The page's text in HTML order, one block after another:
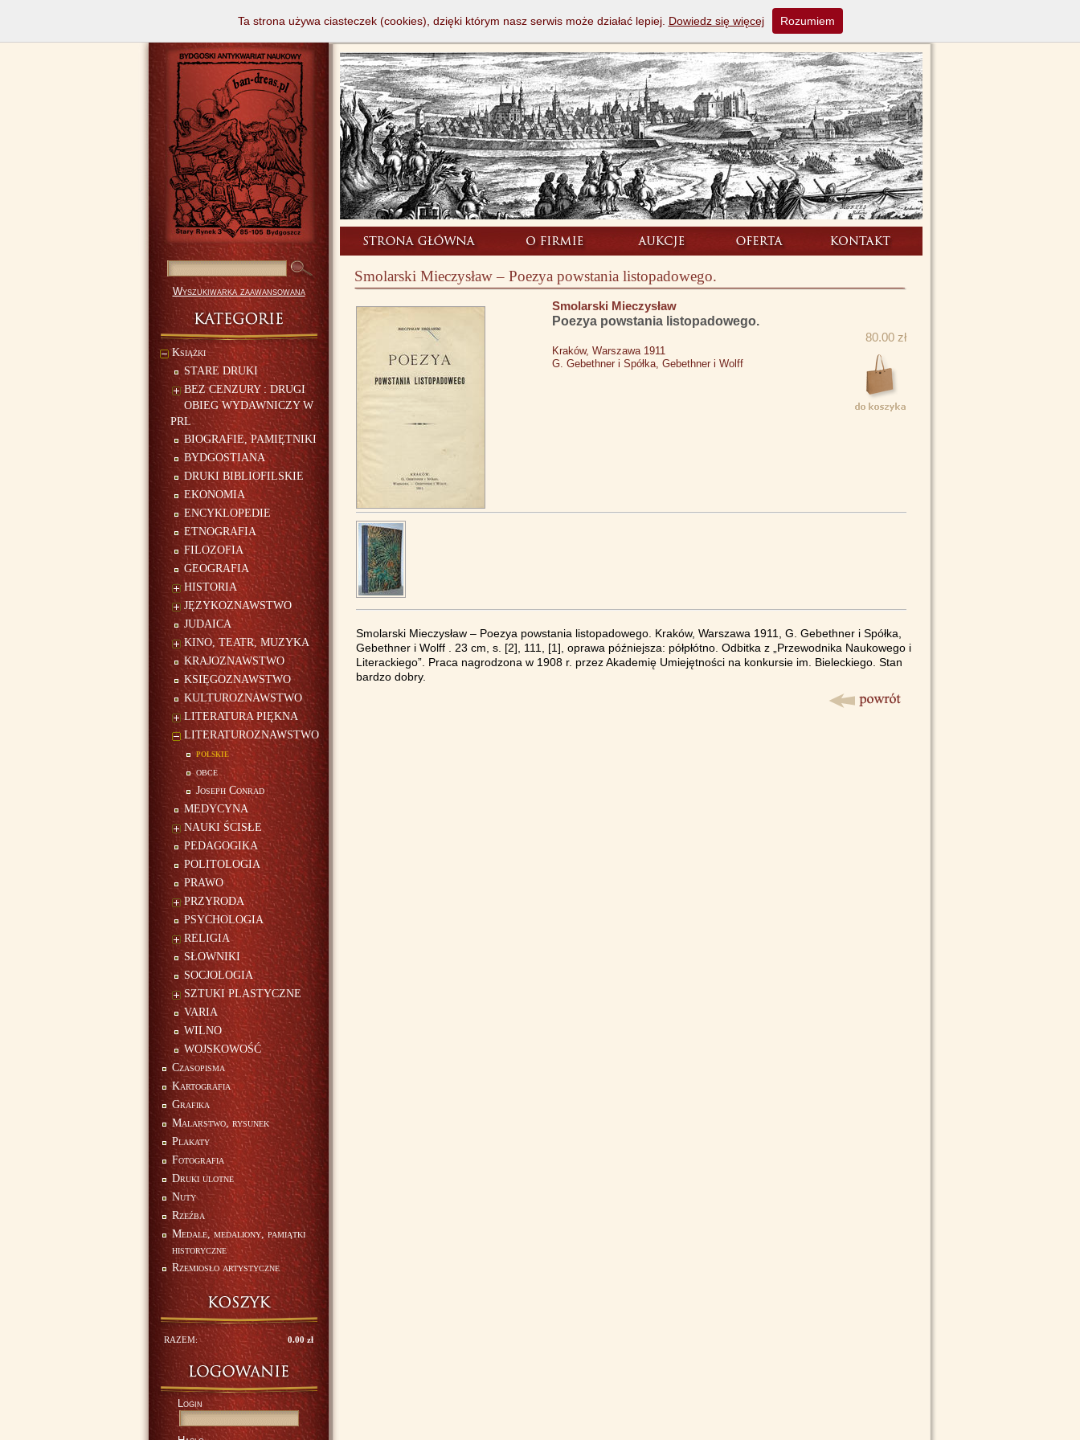
Wyszukiwarka zaawansowana
Książki
STARE DRUKI
BEZ CENZURY : DRUGI
OBIEG WYDAWNICZY W
PRL
BIOGRAFIE, PAMIĘTNIKI
BYDGOSTIANA
DRUKI BIBLIOFILSKIE
EKONOMIA
ENCYKLOPEDIE
ETNOGRAFIA
FILOZOFIA
GEOGRAFIA
HISTORIA
JĘZYKOZNAWSTWO
JUDAICA
KINO, TEATR, MUZYKA
KRAJOZNAWSTWO
KSIĘGOZNAWSTWO
KULTUROZNAWSTWO
LITERATURA PIĘKNA
LITERATUROZNAWSTWO
polskie
obce
Joseph Conrad
MEDYCYNA
NAUKI ŚCISŁE
PEDAGOGIKA
POLITOLOGIA
PRAWO
PRZYRODA
PSYCHOLOGIA
RELIGIA
SŁOWNIKI
SOCJOLOGIA
SZTUKI PLASTYCZNE
VARIA
WILNO
WOJSKOWOŚĆ
Czasopisma
Kartografia
Grafika
Malarstwo, rysunek
Plakaty
Fotografia
Druki ulotne
Nuty
Rzeźba
Medale, medaliony, pamiątki
historyczne
Rzemiosło artystyczne
RAZEM: 0.00 zł
Login
Smolarski Mieczysław – Poezya powstania listopadowego.
Smolarski Mieczysław
Poezya powstania listopadowego.
80.00 zł
Kraków, Warszawa 1911
G. Gebethner i Spółka, Gebethner i Wolff
Smolarski Mieczysław – Poezya powstania listopadowego. Kraków, Warszawa 1911, G. Gebethner i Spółka,
Gebethner i Wolff . 23 cm, s. [2], 111, [1], oprawa późniejsza: półpłótno. Odbitka z „Przewodnika Naukowego i
Literackiego”. Praca nagrodzona w 1908 r. przez Akademię Umiejętności na konkursie im. Bieleckiego. Stan
bardzo dobry.
Ta strona używa ciasteczek (cookies), dzięki którym nasz serwis może działać lepiej. Dowiedz się więcej Rozumiem